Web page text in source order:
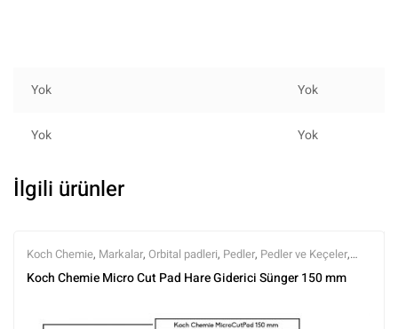
Yok Yok
Yok Yok
İlgili ürünler
Koch Chemie, Markalar, Orbital padleri, Pedler, Pedler ve Keçeler,
Polisaj,Polisaj ve Parlatma,Tüm Ürünler,Tüm Ürünler
Koch Chemie Micro Cut Pad Hare Giderici Sünger 150 mm